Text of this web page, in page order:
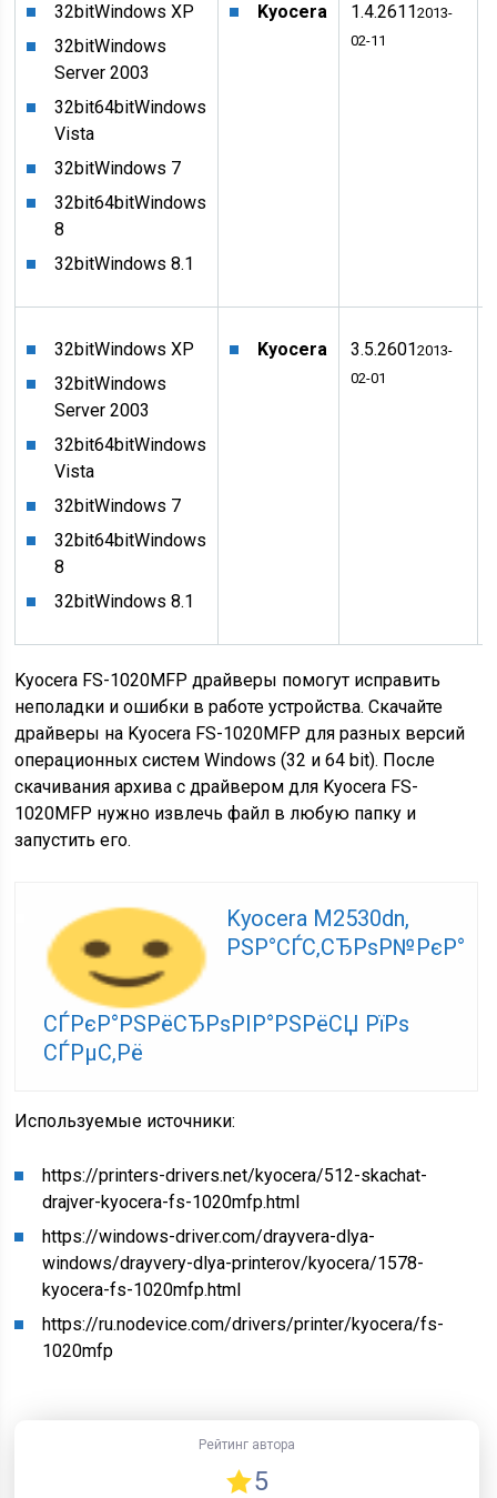
32bitWindows XP
32bitWindows
Server 2003
32bit64bitWindows
Vista
32bitWindows 7
32bit64bitWindows
8
32bitWindows 8.1
Kyocera 1.4.26112013-
02-11
32bitWindows XP
32bitWindows
Server 2003
32bit64bitWindows
Vista
32bitWindows 7
32bit64bitWindows
8
32bitWindows 8.1
Kyocera 3.5.26012013-
02-01
Kyocera FS-1020MFP драйверы помогут исправить
неполадки и ошибки в работе устройства. Скачайте
драйверы на Kyocera FS-1020MFP для разных версий
операционных систем Windows (32 и 64 bit). После
скачивания архива с драйвером для Kyocera FS-
1020MFP нужно извлечь файл в любую папку и
запустить его.
Kyocera M2530dn,
РЅР°СЃС‚СЂРѕР№РєР°
СЃРєР°РЅРёСЂРѕРІР°РЅРёСЏ РїРѕ
СЃРµС‚Рё
Используемые источники:
https://printers-drivers.net/kyocera/512-skachat-
drajver-kyocera-fs-1020mfp.html
https://windows-driver.com/drayvera-dlya-
windows/drayvery-dlya-printerov/kyocera/1578-
kyocera-fs-1020mfp.html
https://ru.nodevice.com/drivers/printer/kyocera/fs-
1020mfp
Рейтинг автора
5